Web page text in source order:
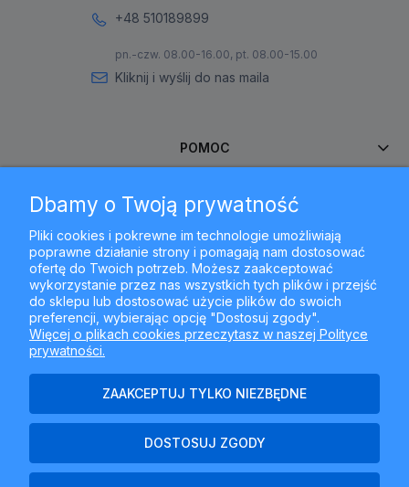
+48 510189899
pn.-czw. 08.00-16.00, pt. 08.00-15.00
Kliknij i wyślij do nas maila
POMOC
MOJE KONTO
PŁATNOŚCI I DOSTAWA
INFORMACJE
Najlepszyfiltr.pl - ul. Krakowska 367, 43-300 Bielsko-Biała, woj.
śląskie
Dbamy o Twoją prywatność
Pliki cookies i pokrewne im technologie umożliwiają
poprawne działanie strony i pomagają nam dostosować
ofertę do Twoich potrzeb. Możesz zaakceptować
wykorzystanie przez nas wszystkich tych plików i przejść
do sklepu lub dostosować użycie plików do swoich
preferencji, wybierając opcję "Dostosuj zgody".
Więcej o plikach cookies przeczytasz w naszej Polityce
prywatności.
ZAAKCEPTUJ TYLKO NIEZBĘDNE
DOSTOSUJ ZGODY